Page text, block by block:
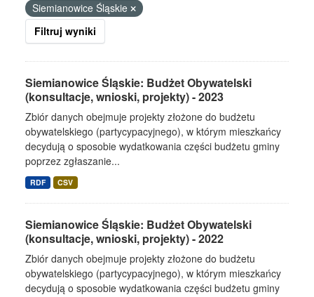
Siemianowice Śląskie
Filtruj wyniki
Siemianowice Śląskie: Budżet Obywatelski
(konsultacje, wnioski, projekty) - 2023
Zbiór danych obejmuje projekty złożone do budżetu
obywatelskiego (partycypacyjnego), w którym mieszkańcy
decydują o sposobie wydatkowania części budżetu gminy
poprzez zgłaszanie...
RDF CSV
Siemianowice Śląskie: Budżet Obywatelski
(konsultacje, wnioski, projekty) - 2022
Zbiór danych obejmuje projekty złożone do budżetu
obywatelskiego (partycypacyjnego), w którym mieszkańcy
decydują o sposobie wydatkowania części budżetu gminy